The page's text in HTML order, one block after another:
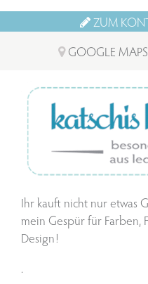
ZUM
GOOGLE MAPS
Ihr kauft nicht nur etwas
mein Gespür für Farben,
Design!
.